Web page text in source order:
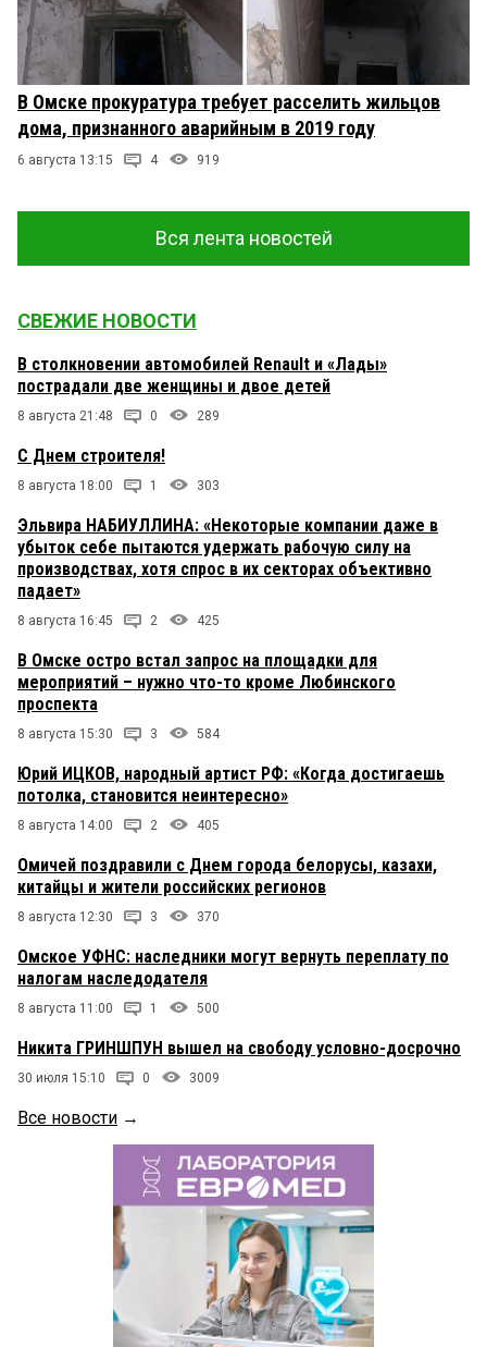
В Омске прокуратура требует расселить жильцов
дома, признанного аварийным в 2019 году
6 августа 13:15 4 919
Вся лента новостей
СВЕЖИЕ НОВОСТИ
В столкновении автомобилей Renault и «Лады»
пострадали две женщины и двое детей
8 августа 21:48 0 289
С Днем строителя!
8 августа 18:00 1 303
Эльвира НАБИУЛЛИНА: «Некоторые компании даже в
убыток себе пытаются удержать рабочую силу на
производствах, хотя спрос в их секторах объективно
падает»
8 августа 16:45 2 425
В Омске остро встал запрос на площадки для
мероприятий – нужно что-то кроме Любинского
проспекта
8 августа 15:30 3 584
Юрий ИЦКОВ, народный артист РФ: «Когда достигаешь
потолка, становится неинтересно»
8 августа 14:00 2 405
Омичей поздравили с Днем города белорусы, казахи,
китайцы и жители российских регионов
8 августа 12:30 3 370
Омское УФНС: наследники могут вернуть переплату по
налогам наследодателя
8 августа 11:00 1 500
Никита ГРИНШПУН вышел на свободу условно-досрочно
30 июля 15:10 0 3009
Все новости →